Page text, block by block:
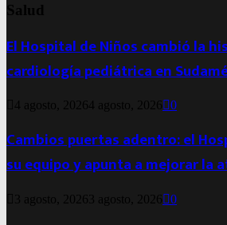
Salud
El Hospital de Niños cambió la
cardiología pediátrica en
4 agosto, 20264 agosto, 2026 0
Cambios puertas adentro: el
su equipo y apunta a mejorar la
3 agosto, 2026 3 agosto, 2026 0